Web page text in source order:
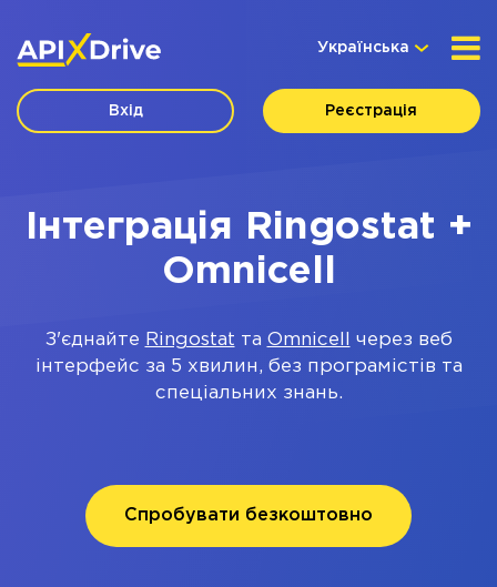
Українська
Вхід Реєстрація
Інтеграція Ringostat +
Omnicell
З'єднайте Ringostat та Omnicell
через веб
інтерфейс за 5 хвилин, без програмістів та
спеціальних знань.
Спробувати безкоштовно